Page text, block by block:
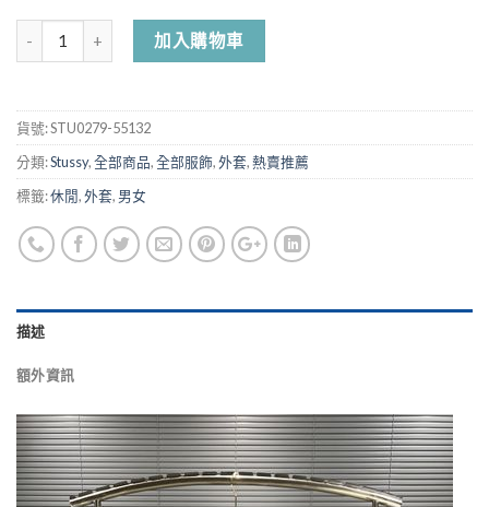
加入購物車
貨號:STU0279-55132
分類:Stussy,全部商品,全部服飾,外套,熱賣推薦
標籤:休閒,外套, 男女
描述
額外資訊